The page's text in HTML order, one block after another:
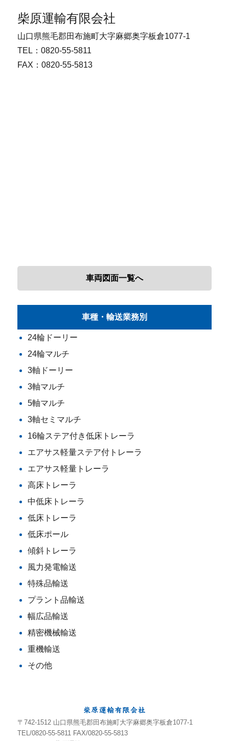
柴原運輸有限会社
山口県熊毛郡田布施町大字麻郷奥字板倉1077-1
TEL：0820-55-5811
FAX：0820-55-5813
車両図面一覧へ
車種・輸送業務別
24輪ドーリー
24輪マルチ
3軸ドーリー
3軸マルチ
5軸マルチ
3軸セミマルチ
16輪ステア付き低床トレーラ
エアサス軽量ステア付トレーラ
エアサス軽量トレーラ
高床トレーラ
中低床トレーラ
低床トレーラ
低床ポール
傾斜トレーラ
風力発電輸送
特殊品輸送
プラント品輸送
幅広品輸送
精密機械輸送
重機輸送
その他
〒742-1512 山口県熊毛郡田布施町大字麻郷奥字板倉1077-1
TEL/0820-55-5811 FAX/0820-55-5813